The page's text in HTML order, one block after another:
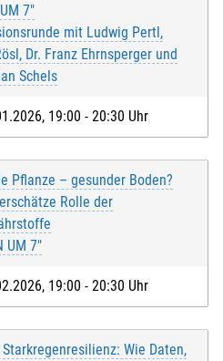
7"
mit Ludwig Pertl,
Dr. Franz Ehrnsperger und
Schels
19:00 - 20:30 Uhr
Pflanze – gesunder Boden?
Rolle der
UM 7"
19:00 - 20:30 Uhr
Wie Daten,